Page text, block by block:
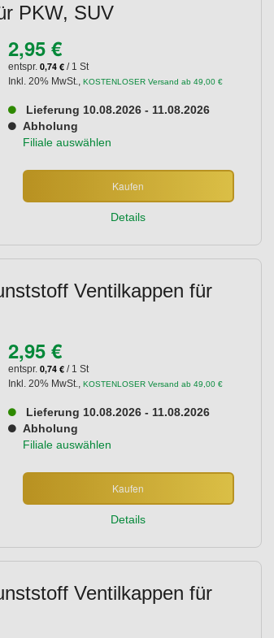
PKW, SUV
2,95 €
entspr.0,74 € / 1 St
Inkl. 20% MwSt.,KOSTENLOSER Versand ab 49,00 €
Lieferung 10.08.2026 - 11.08.2026
Abholung
Filiale auswählen
Kaufen
Details
Ventilkappen für
2,95 €
entspr.0,74 € / 1 St
Inkl. 20% MwSt.,KOSTENLOSER Versand ab 49,00 €
Lieferung 10.08.2026 - 11.08.2026
Abholung
Filiale auswählen
Kaufen
Details
Ventilkappen für